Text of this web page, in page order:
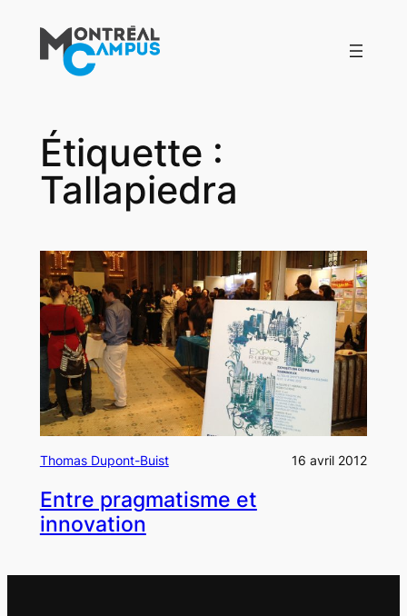
contenu
Étiquette :
Tallapiedra
Thomas Dupont-Buist 16 avril 2012
Entre pragmatisme et
innovation